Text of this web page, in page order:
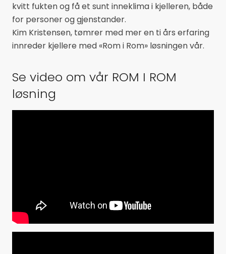
kvitt fukten og få et sunt inneklima i kjelleren, både
for personer og gjenstander.
Kim Kristensen, tømrer med mer en ti års erfaring
innreder kjellere med «Rom i Rom» løsningen vår.
Se video om vår ROM I ROM
løsning